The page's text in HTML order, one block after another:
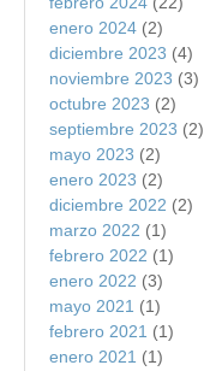
enero 2024 (2)
diciembre 2023 (4)
noviembre 2023 (3)
octubre 2023 (2)
septiembre 2023 (2)
mayo 2023 (2)
enero 2023 (2)
diciembre 2022 (2)
marzo 2022 (1)
febrero 2022 (1)
enero 2022 (3)
mayo 2021 (1)
febrero 2021 (1)
enero 2021 (1)